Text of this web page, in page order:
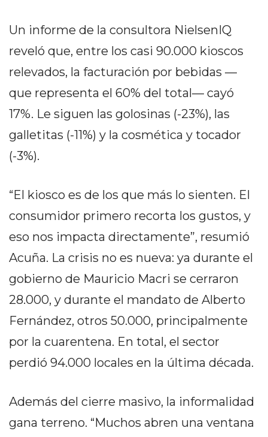
AYUDA
TÉRMINOS
Y
CONDICIONES
POLÍTICAS
DE
MAPA
SITIO
DIARIO
TAPA
DIA
DIARIO
REPORTERO
DIARIO
GRUPO
MEDIOS
Un informe de la consultora NielsenIQ
reveló que, entre los casi 90.000 kioscos
relevados, la facturación por bebidas —
que representa el 60% del total— cayó
17%. Le siguen las golosinas (-23%), las
galletitas (-11%) y la cosmética y tocador
(-3%).
“El kiosco es de los que más lo sienten. El
consumidor primero recorta los gustos, y
eso nos impacta directamente”, resumió
Acuña. La crisis no es nueva: ya durante el
gobierno de Mauricio Macri se cerraron
28.000, y durante el mandato de Alberto
Fernández, otros 50.000, principalmente
por la cuarentena. En total, el sector
perdió 94.000 locales en la última década.
Además del cierre masivo, la informalidad
gana terreno. “Muchos abren una ventana